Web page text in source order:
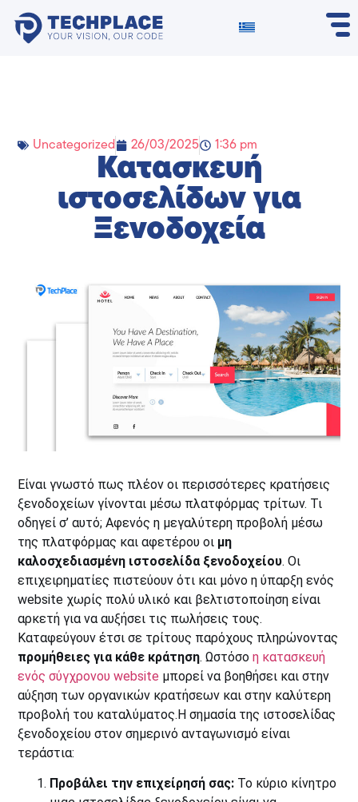
Uncategorized 26/03/2025 1:36 pm
Κατασκευή
ιστοσελίδων για
Ξενοδοχεία
Είναι γνωστό πως πλέον οι περισσότερες κρατήσεις
ξενοδοχείων γίνονται μέσω πλατφόρμας τρίτων. Τι
οδηγεί σ’ αυτό; Αφενός η μεγαλύτερη προβολή μέσω
της πλατφόρμας και αφετέρου οι μη
καλοσχεδιασμένη ιστοσελίδα ξενοδοχείου. Οι
επιχειρηματίες πιστεύουν ότι και μόνο η ύπαρξη ενός
website χωρίς πολύ υλικό και βελτιστοποίηση είναι
αρκετή για να αυξήσει τις πωλήσεις τους.
Καταφεύγουν έτσι σε τρίτους παρόχους πληρώνοντας
προμήθειες για κάθε κράτηση. Ωστόσοη κατασκευή
ενός σύγχρονου website μπορεί να βοηθήσει και στην
αύξηση των οργανικών κρατήσεων και στην καλύτερη
προβολή του καταλύματος.Η σημασία της ιστοσελίδας
ξενοδοχείου στον σημερινό ανταγωνισμό είναι
τεράστια:
Προβάλει την επιχείρησή σας: Το κύριο κίνητρο